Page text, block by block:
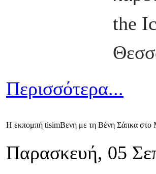
the
Περισσότερα...
Η εκπομπή tisimΒενη με τη Βένη Σάπκα
Παρασκευή, 05